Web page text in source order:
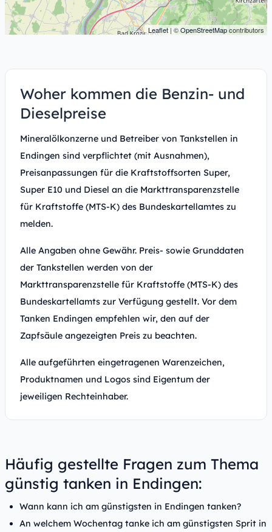
Leaflet| ©OpenStreetMapcontributors
Woher kommen die Benzin- und
Dieselpreise
Mineralölkonzerne und Betreiber von Tankstellen in
Endingen sind verpflichtet (mit Ausnahmen),
Preisanpassungen für die Kraftstoffsorten Super,
Super E10 und Diesel an die Markttransparenzstelle
für Kraftstoffe (MTS-K) des Bundeskartellamtes zu
melden.
Alle Angaben ohne Gewähr. Preis- sowie Grunddaten
der Tankstellen werden von der
Markttransparenzstelle für Kraftstoffe (MTS-K) des
Bundeskartellamts zur Verfügung gestellt. Vor dem
Tanken Endingen empfehlen wir, den auf der
Zapfsäule angezeigten Preis zu beachten.
Alle aufgeführten eingetragenen Warenzeichen,
Produktnamen und Logos sind Eigentum der
jeweiligen Rechteinhaber.
Häufig gestellte Fragen zum Thema
günstig tanken in Endingen:
Wann kann ich am günstigsten in Endingen tanken?
An welchem Wochentag tanke ich am günstigsten Sprit in